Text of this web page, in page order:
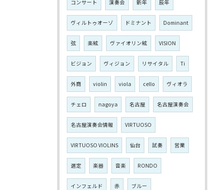
コンサート 演奏会 新年 辰年
ヴィルトゥオーゾ ドミナント Dominant
弦 楽絃 ヴァイオリン絃 VISION
ビジョン ヴィジョン リサイタル Ti
外商 violin viola cello ヴィオラ
チェロ nagoya 名古屋 名古屋演奏会
名古屋演奏会情報 VIRTUOSO
VIRTUOSO VIOLINS 仙台 試奏 営業
選定 楽器 音楽 RONDO
インフェルド 赤 ブルー